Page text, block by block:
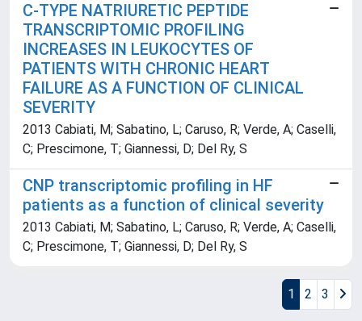
C-TYPE NATRIURETIC PEPTIDE
TRANSCRIPTOMIC PROFILING
INCREASES IN LEUKOCYTES OF
PATIENTS WITH CHRONIC HEART
FAILURE AS A FUNCTION OF CLINICAL
SEVERITY
2013 Cabiati, M; Sabatino, L; Caruso, R; Verde, A; Caselli,
C; Prescimone, T; Giannessi, D; Del Ry, S
CNP transcriptomic profiling in HF
patients as a function of clinical severity
2013 Cabiati, M; Sabatino, L; Caruso, R; Verde, A; Caselli,
C; Prescimone, T; Giannessi, D; Del Ry, S
1 2 3